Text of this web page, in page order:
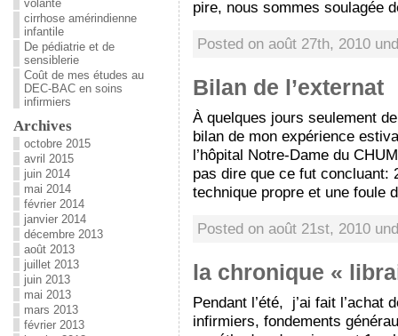
pire, nous sommes soulagée
Posted on août 27th, 2010
Bilan de l’externat
À quelques jours seulement
bilan de mon expérience
l’hôpital Notre-Dame du
pas dire que ce fut concluant:
technique propre et une
Posted on août 21st, 2010
la chronique «
Pendant l’été, j’ai fait
infirmiers, fondements
volante
cirrhose amérindienne
infantile
De pédiatrie et de
sensiblerie
Coût de mes études au
DEC-BAC en soins
infirmiers
Archives
octobre 2015
avril 2015
juin 2014
mai 2014
février 2014
janvier 2014
décembre 2013
août 2013
juillet 2013
juin 2013
mai 2013
mars 2013
février 2013